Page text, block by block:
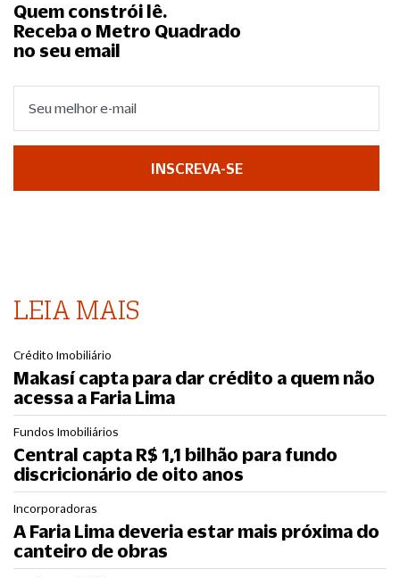
Quem constrói lê.
Receba o Metro Quadrado
no seu email
INSCREVA-SE
LEIA MAIS
Crédito Imobiliário
Makasí capta para dar crédito a quem não
acessa a Faria Lima
Fundos Imobiliários
Central capta R$ 1,1 bilhão para fundo
discricionário de oito anos
Incorporadoras
A Faria Lima deveria estar mais próxima do
canteiro de obras